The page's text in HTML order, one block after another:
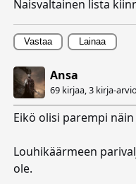
Naisvaltainen lista
Vastaa Lainaa
Ansa
69 kirjaa, 3 kirja-
Eikö olisi parempi
Louhikäärmeen
ole.